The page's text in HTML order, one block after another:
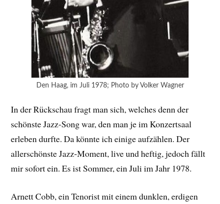
Den Haag, im Juli 1978; Photo by Volker Wagner
In der Rückschau fragt man sich, welches denn der
schönste Jazz-Song war, den man je im Konzertsaal
erleben durfte. Da könnte ich einige aufzählen. Der
allerschönste Jazz-Moment, live und heftig, jedoch fällt
mir sofort ein. Es ist Sommer, ein Juli im Jahr 1978.
Arnett Cobb, ein Tenorist mit einem dunklen, erdigen